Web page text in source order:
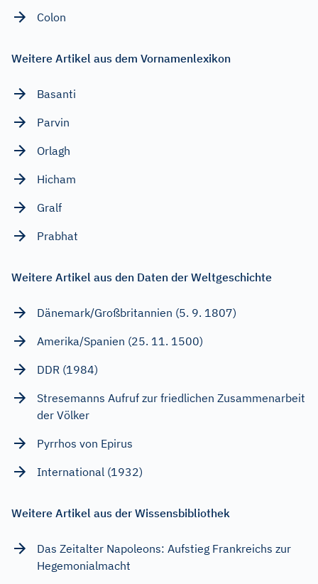
Colon
Weitere Artikel aus dem Vornamenlexikon
Basanti
Parvin
Orlagh
Hicham
Gralf
Prabhat
Weitere Artikel aus den Daten der Weltgeschichte
Dänemark/Großbritannien (5. 9. 1807)
Amerika/Spanien (25. 11. 1500)
DDR (1984)
Stresemanns Aufruf zur friedlichen Zusammenarbeit
der Völker
Pyrrhos von Epirus
International (1932)
Weitere Artikel aus der Wissensbibliothek
Das Zeitalter Napoleons: Aufstieg Frankreichs zur
Hegemonialmacht